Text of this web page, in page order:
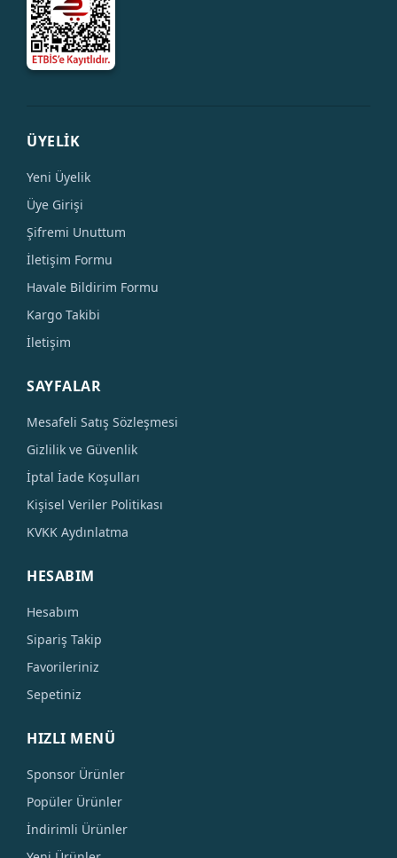
ÜYELİK
Yeni Üyelik
Üye Girişi
Şifremi Unuttum
İletişim Formu
Havale Bildirim Formu
Kargo Takibi
İletişim
SAYFALAR
Mesafeli Satış Sözleşmesi
Gizlilik ve Güvenlik
İptal İade Koşulları
Kişisel Veriler Politikası
KVKK Aydınlatma
HESABIM
Hesabım
Sipariş Takip
Favorileriniz
Sepetiniz
HIZLI MENÜ
Sponsor Ürünler
Popüler Ürünler
İndirimli Ürünler